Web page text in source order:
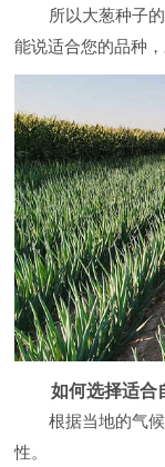
所以大葱种子
能说适合您的品种
如何选择适合
根据当地的气
性。